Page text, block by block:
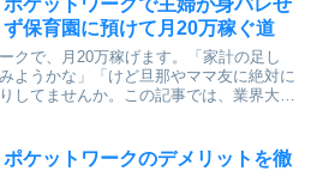
ポケットワークで主婦が身バレせ
ず保育園に預けて月20万稼ぐ道
クで、月20万稼げます。「家計の足し
ようかな」「けど旦那やママ友に絶対に
してませんか。この記事では、業界大手
ポケットワークのデメリットを徹